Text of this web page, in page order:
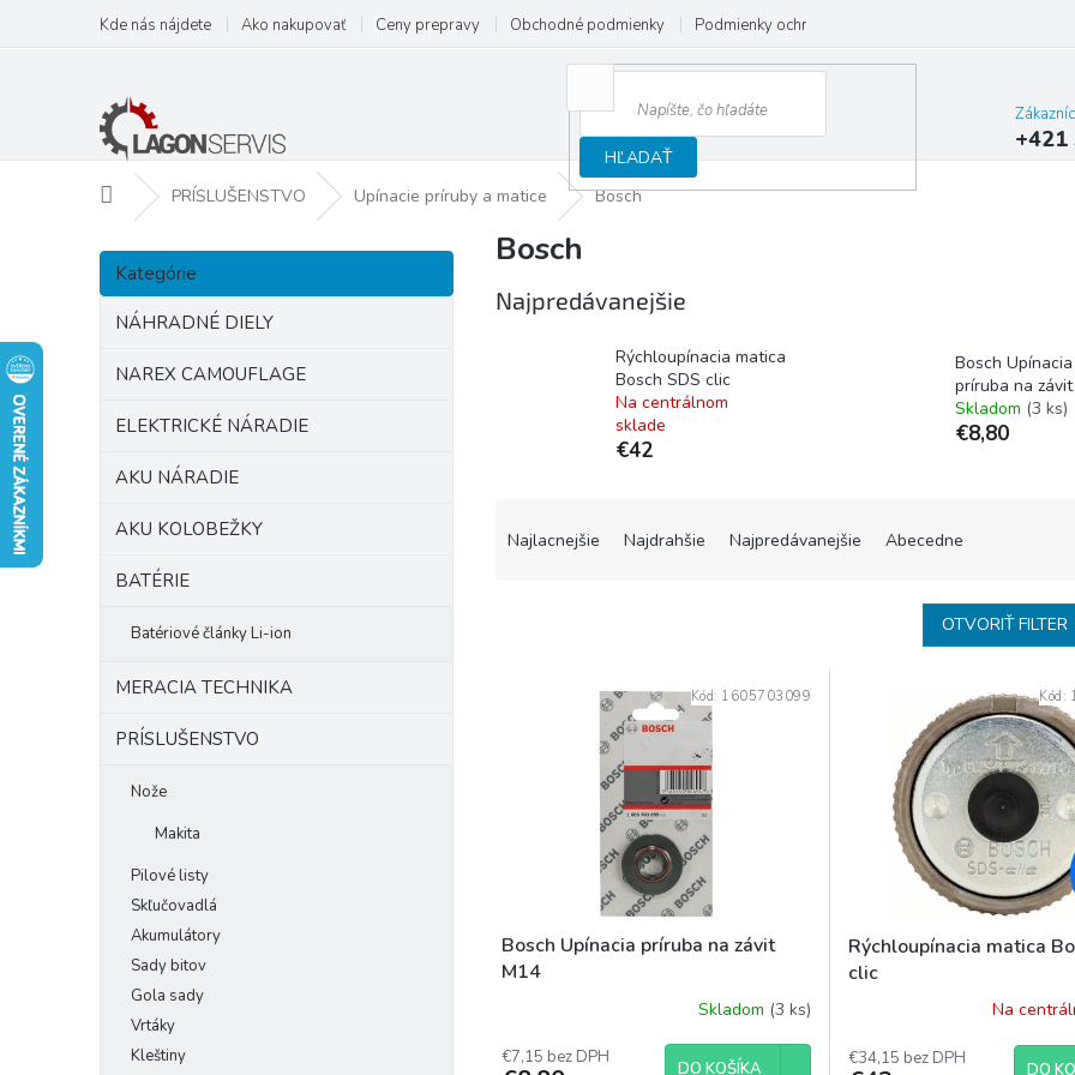
obsah
Kde nás nájdete Ako nakupovať Ceny prepravy Obchodné podmienky Podmienky ochrany osobných údajov
HĽADAŤ
+421
DomovPRÍSLUŠENSTVO Upínacie príruby a matice Bosch
B
č
Preskočiť
kategórie
Kategórie
NÁHRADNÉ DIELY
NAREX CAMOUFLAGE
ELEKTRICKÉ NÁRADIE
AKU NÁRADIE
AKU KOLOBEŽKY
BATÉRIE
Batériové články Li-ion
MERACIA TECHNIKA
PRÍSLUŠENSTVO
Nože
Makita
Pilové listy
Skľučovadlá
Akumulátory
Sady bitov
Gola sady
Vrtáky
Kleštiny
Bosch
Najpredávanejšie
Rýchloupínacia matica
Bosch SDS clic
Na centrálnom
sklade
€42
Bosch Upínacia
príruba na
Skladom (3 ks)
€8,80
Najlacnejšie Najdrahšie Najpredávanejšie Abecedne
OTVORIŤ FILTER
k
t
Bosch Upínacia príruba na závit
M14
Skladom (3 ks)
€7,15 bez DPH
DO KOŠÍKA
Kód: 1605703099
Rýchloupínacia matica
clic
Na
€34,15 bez DPH
DO
Kód: